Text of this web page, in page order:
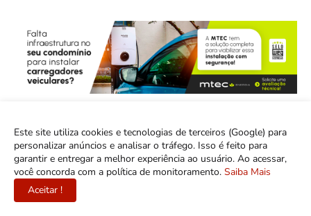
Esse Blog é um espaço para discutir Brasília, Região
Este site utiliza cookies e tecnologias de terceiros (Google) para
personalizar anúncios e analisar o tráfego. Isso é feito para
garantir e entregar a melhor experiência ao usuário. Ao acessar,
você concorda com a política de monitoramento. Saiba Mais
Aceitar !